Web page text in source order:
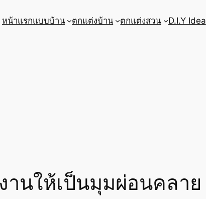
หน้าแรกแบบบ้าน ตกแต่งบ้าน ตกแต่งสวน D.I.Y Idea
านให้เป็นมุมผ่อนคลาย